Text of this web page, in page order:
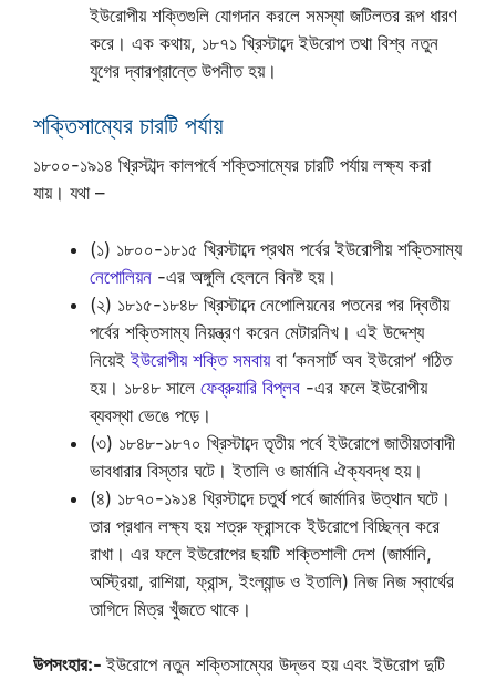
ইউরোপীয় শক্তিগুলি যোগদান করলে সমস্যা জটিলতর রূপ ধারণ
করে। এক কথায়, ১৮৭১ খ্রিস্টাব্দে ইউরোপ তথা বিশ্ব নতুন
যুগের দ্বারপ্রান্তে উপনীত হয়।
শক্তিসাম্যের চারটি পর্যায়
১৮০০-১৯১৪ খ্রিস্টাব্দ কালপর্বে শক্তিসাম্যের চারটি পর্যায় লক্ষ্য করা
যায়। যথা –
(১) ১৮০০-১৮১৫ খ্রিস্টাব্দে প্রথম পর্বের ইউরোপীয় শক্তিসাম্য
নেপোলিয়ন -এর অঙ্গুলি হেলনে বিনষ্ট হয়।
(২) ১৮১৫-১৮৪৮ খ্রিস্টাব্দে নেপোলিয়নের পতনের পর দ্বিতীয়
পর্বের শক্তিসাম্য নিয়ন্ত্রণ করেন মেটারনিখ। এই উদ্দেশ্য
নিয়েইইউরোপীয় শক্তি সমবায়বা ‘কনসার্ট অব ইউরোপ’ গঠিত
হয়। ১৮৪৮ সালে ফেব্রুয়ারি বিপ্লব -এর ফলে ইউরোপীয়
ব্যবস্থা ভেঙে পড়ে।
(৩) ১৮৪৮-১৮৭০ খ্রিস্টাব্দে তৃতীয় পর্বে ইউরোপে জাতীয়তাবাদী
ভাবধারার বিস্তার ঘটে। ইতালি ও জার্মানি ঐক্যবদ্ধ হয়।
(৪) ১৮৭০-১৯১৪ খ্রিস্টাব্দে চতুর্থ পর্বে জার্মানির উত্থান ঘটে।
তার প্রধান লক্ষ্য হয় শত্রু ফ্রান্সকে ইউরোপে বিচ্ছিন্ন করে
রাখা। এর ফলে ইউরোপের ছয়টি শক্তিশালী দেশ (জার্মানি,
অস্ট্রিয়া, রাশিয়া, ফ্রান্স, ইংল্যান্ড ও ইতালি) নিজ নিজ স্বার্থের
তাগিদে মিত্র খুঁজতে থাকে।
উপসংহার:-ইউরোপে নতুন শক্তিসাম্যের উদ্ভব হয় এবং ইউরোপ দুটি